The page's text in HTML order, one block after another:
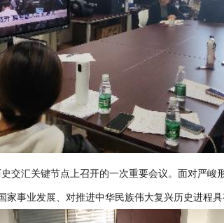
交汇关键节点上召开的一次重要会议。面对严
事业发展、对推进中华民族伟大复兴历史进程具